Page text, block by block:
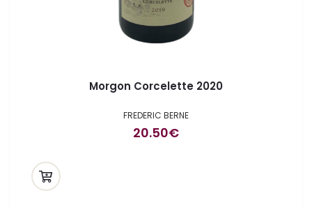
Morgon Corcelette 2020
FREDERIC BERNE
20.50€